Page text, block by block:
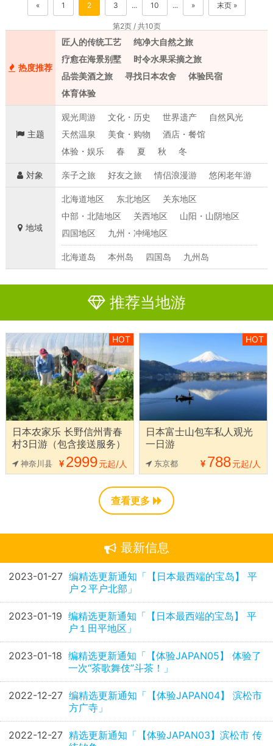
第2页 / 共10页
« 1 2 3 ... 10 ... » 末页 »
热度推荐
匠人的传统工艺
纯净大自然之旅
疗愈在海景别墅
时令水果采摘之旅
品尝美酒之旅
寻找日本农舍
体验民宿
体育体验
主题
观光周游 文化・历史 世界遗产
自然风光
天然温泉
美食・购物
酒店・餐馆
体验・娱乐
春 夏 秋 冬
対象 亲子之旅 好友之旅 情侣浪漫游 悠闲老年游
地域
北海道地区 东北地区
关东地区
中部・北陆地区
关西地区
山阳・山阴地区
四国地区
九州・冲绳地区
北海道岛 本州岛 四国岛 九州岛
推荐当地游
HOT
日本农家乐 长野信州青春
村3日游（包含接送服务）
神奈川县 2999元起/人
HOT
日本富士山包车私人观光
一日游
东京都 788元起/人
查看更多
最新信息
2023-01-27 编精选更新通知「【日本最西端的宝岛】 平
户２平户北部」
2023-01-19 编精选更新通知「【日本最西端的宝岛】 平
户１田平地区」
2023-01-18 编精选更新通知「【体验JAPAN05】 体验了
一次“茶歌舞伎”斗茶！」
2022-12-27 编精选更新通知「【体验JAPAN04】 滨松市
方广寺」
2022-12-27 精选更新通知「【体验JAPAN03】滨松市 传